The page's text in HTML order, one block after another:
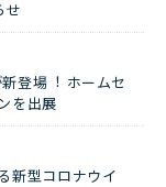
せ
登場︕ ホームセ
を出展
新型コロナウイ